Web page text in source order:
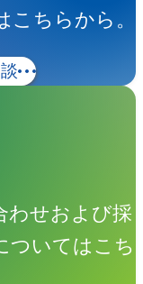
ちらから。
わせおよび採
ついてはこち